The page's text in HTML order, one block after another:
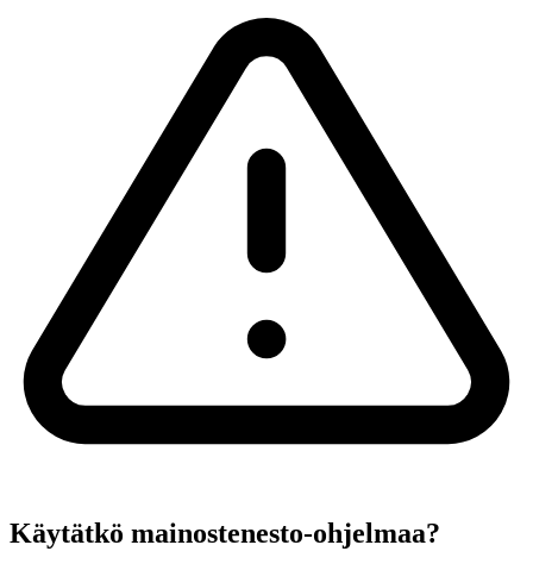
Käytätkö mainostenesto-ohjelmaa?